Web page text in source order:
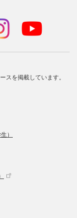
スを掲載しています。
）